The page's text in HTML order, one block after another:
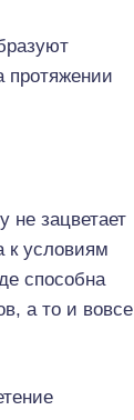
протяжении
не зацветает
к условиям
способна
а то и вовсе